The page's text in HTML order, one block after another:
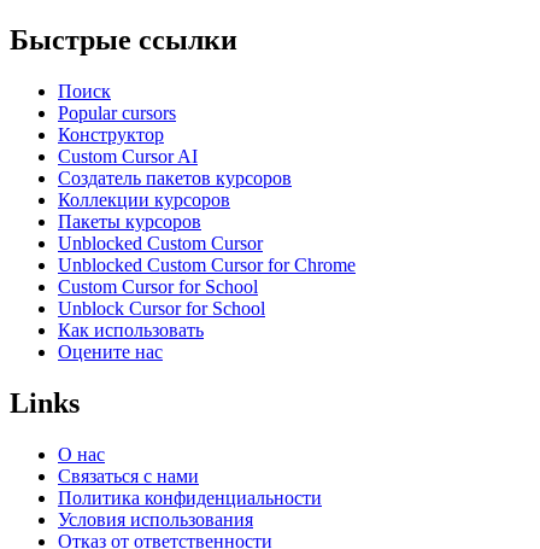
Быстрые ссылки
Поиск
Popular cursors
Конструктор
Custom Cursor AI
Создатель пакетов курсоров
Коллекции курсоров
Пакеты курсоров
Unblocked Custom Cursor
Unblocked Custom Cursor for Chrome
Custom Cursor for School
Unblock Cursor for School
Как использовать
Оцените нас
Links
О нас
Связаться с нами
Политика конфиденциальности
Условия использования
Отказ от ответственности